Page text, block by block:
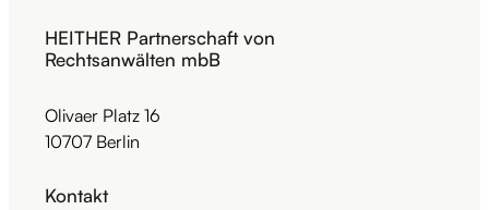
HEITHER Partnerschaft von
Rechtsanwälten mbB
Olivaer Platz 16
10707 Berlin
Kontakt